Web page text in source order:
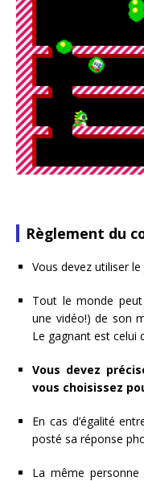
Règlement du
Vous devez utiliser
Tout le monde
une vidéo!) de son
Le gagnant est celui
Vous devez
vous choisissez
En cas d’égalité
posté sa réponse
La même